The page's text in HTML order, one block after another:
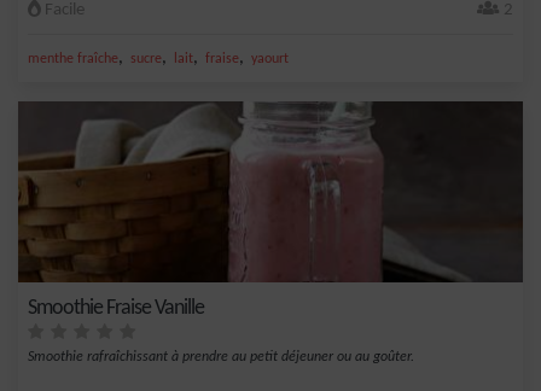
Facile 2
menthe fraîche, sucre, lait, fraise, yaourt
Smoothie Fraise Vanille
Smoothie rafraîchissant à prendre au petit déjeuner ou au goûter.